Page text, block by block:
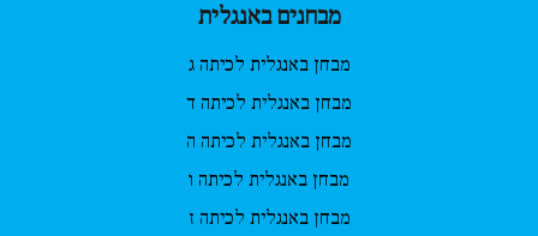
מבחנים באנגלית
מבחן באנגלית לכיתה ג
מבחן באנגלית לכיתה ד
מבחן באנגלית לכיתה ה
מבחן באנגלית לכיתה ו
מבחן באנגלית לכיתה ז